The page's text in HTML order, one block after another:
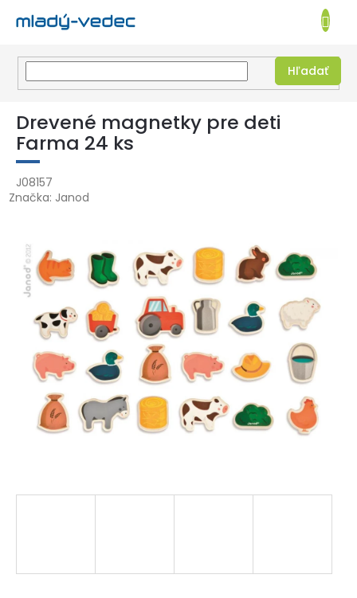
Prejsť
obsah
EUR
Hľadať
KOŠÍK
Drevené magnetky pre deti
Farma 24 ks
J08157
Značka: Janod